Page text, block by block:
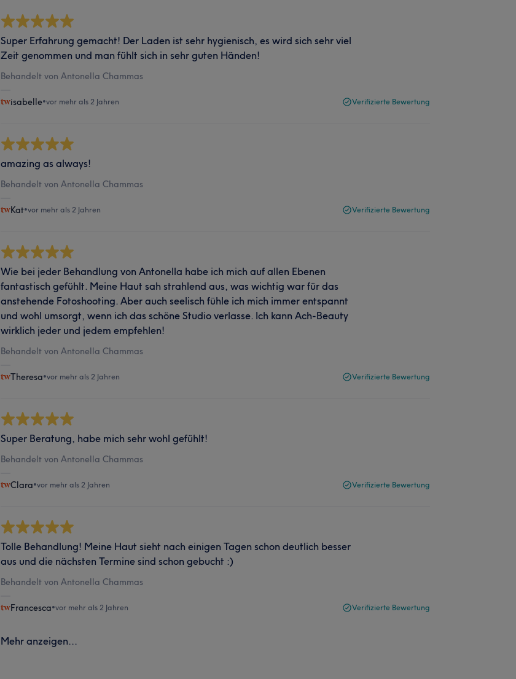
Super Erfahrung gemacht! Der Laden ist sehr hygienisch, es wird sich sehr viel
Zeit genommen und man fühlt sich in sehr guten Händen!
Behandelt von Antonella Chammas
isabelle•vor mehr als 2 Jahren Verifizierte Bewertung
amazing as always!
Behandelt von Antonella Chammas
Kat•vor mehr als 2 Jahren Verifizierte Bewertung
Wie bei jeder Behandlung von Antonella habe ich mich auf allen Ebenen
fantastisch gefühlt. Meine Haut sah strahlend aus, was wichtig war für das
anstehende Fotoshooting. Aber auch seelisch fühle ich mich immer entspannt
und wohl umsorgt, wenn ich das schöne Studio verlasse. Ich kann Ach-Beauty
wirklich jeder und jedem empfehlen!
Behandelt von Antonella Chammas
Theresa•vor mehr als 2 Jahren Verifizierte Bewertung
Super Beratung, habe mich sehr wohl gefühlt!
Behandelt von Antonella Chammas
Clara•vor mehr als 2 Jahren Verifizierte Bewertung
Tolle Behandlung! Meine Haut sieht nach einigen Tagen schon deutlich besser
aus und die nächsten Termine sind schon gebucht :)
Behandelt von Antonella Chammas
Francesca•vor mehr als 2 Jahren Verifizierte Bewertung
Mehr anzeigen...